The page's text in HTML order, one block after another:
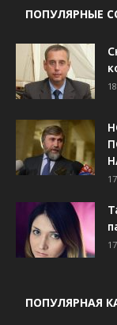
ПОПУЛЯРНЫЕ
ПОПУЛЯРНАЯ